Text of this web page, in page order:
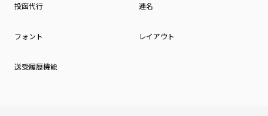
投函代行 連名
フォント レイアウト
送受履歴機能